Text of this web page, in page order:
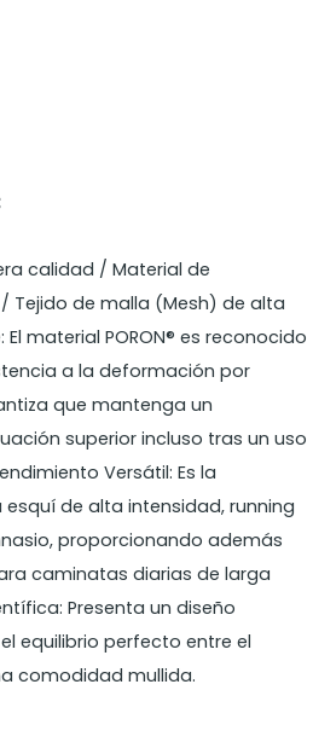
calidad / Material de
Tejido de malla (Mesh) de alta
material PORON® es reconocido
a la deformación por
que mantenga un
superior incluso tras un uso
Versátil: Es la
de alta intensidad, running
proporcionando además
caminatas diarias de larga
Presenta un diseño
equilibrio perfecto entre el
comodidad mullida.